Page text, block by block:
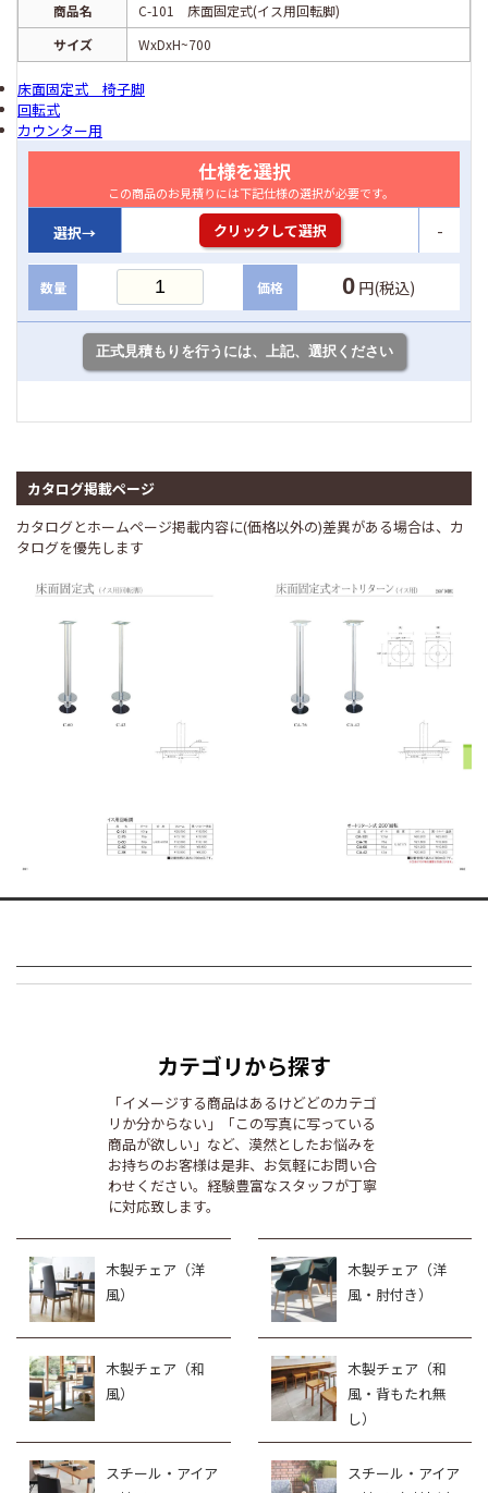
商品名
C-101 床面固定式(イス用回転脚)
サイズ
WxDxH~700
床面固定式 椅子脚
回転式
カウンター用
仕様を選択
この商品のお見積りには下記仕様の選択が必要です。
選択→ クリックして選択 -
数量 価格 0 円(税込)
カタログ掲載ページ
カタログとホームページ掲載内容に(価格以外の)差異がある場合は、カ
タログを優先します
カテゴリから探す
「イメージする商品はあるけどどのカテゴ
リか分からない」「この写真に写っている
商品が欲しい」など、漠然としたお悩みを
お持ちのお客様は是非、お気軽にお問い合
わせください。経験豊富なスタッフが丁寧
に対応致します。
木製チェア（洋
風）
木製チェア（洋
風・肘付き）
木製チェア（和
風）
木製チェア（和
風・背もたれ無
し）
スチール・アイア
スチール・アイア